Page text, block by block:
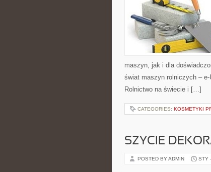
maszyn, jak i dla
świat maszyn rolniczych –
Rolnictwo na świecie i […]
CATEGORIES: KOSMETYKI
SZYCIE
POSTED BY ADMIN STY